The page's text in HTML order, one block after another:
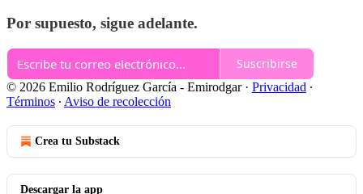
Por supuesto, sigue adelante.
Suscribirse
© 2026 Emilio Rodríguez García - Emirodgar· Privacidad ∙
Términos ∙ Aviso de recolección
Crea tu Substack
Descargar la app